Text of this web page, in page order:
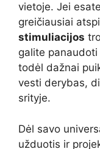
vietoje. Jei
greičiausiai
stimuliacijos
galite
todėl dažnai
vesti derybas,
srityje.
Dėl savo
užduotis ir